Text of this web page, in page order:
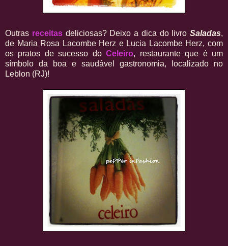
Outras receitas deliciosas? Deixo a dica do livro Saladas,
de Maria Rosa Lacombe Herz e Lucia Lacombe Herz, com
os pratos de sucesso doCeleiro, restaurante que é um
símbolo da boa e saudável gastronomia, localizado no
Leblon (RJ)!